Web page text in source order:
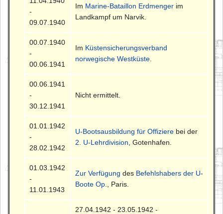
-
09.07.1940
Im Marine-Bataillon Erdmenger im
Landkampf um Narvik.
00.07.1940
-
00.06.1941
Im Küstensicherungsverband
norwegische Westküste
00.06.1941
-
30.12.1941
Nicht ermittelt.
01.01.1942
-
28.02.1942
U-Bootsausbildung für Offiziere bei der
2. U-Lehrdivision , Gotenhafen.
01.03.1942
-
11.01.1943
Zur Verfügung des Befehlshabers der U-
Boote Op.
, Paris.
27.04.1942 - 23.05.1942 -